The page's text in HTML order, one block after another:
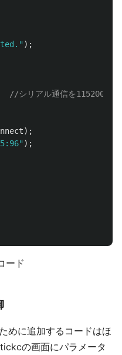
);
//シリアル通信を115200bps
);
);
ード
めに追加するコードはほ
の画面にパラメータ